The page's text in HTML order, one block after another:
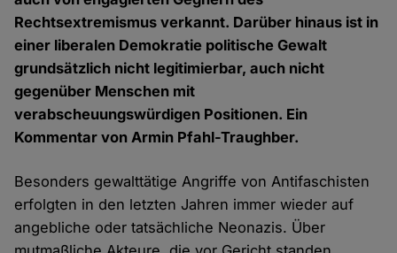
Rechtsextremismus verkannt. Darüber hinaus ist in
einer liberalen Demokratie politische Gewalt
grundsätzlich nicht legitimierbar, auch nicht
gegenüber Menschen mit
verabscheuungswürdigen Positionen. Ein
Kommentar von Armin Pfahl-Traughber.
Besonders gewalttätige Angriffe von Antifaschisten
erfolgten in den letzten Jahren immer wieder auf
angebliche oder tatsächliche Neonazis. Über